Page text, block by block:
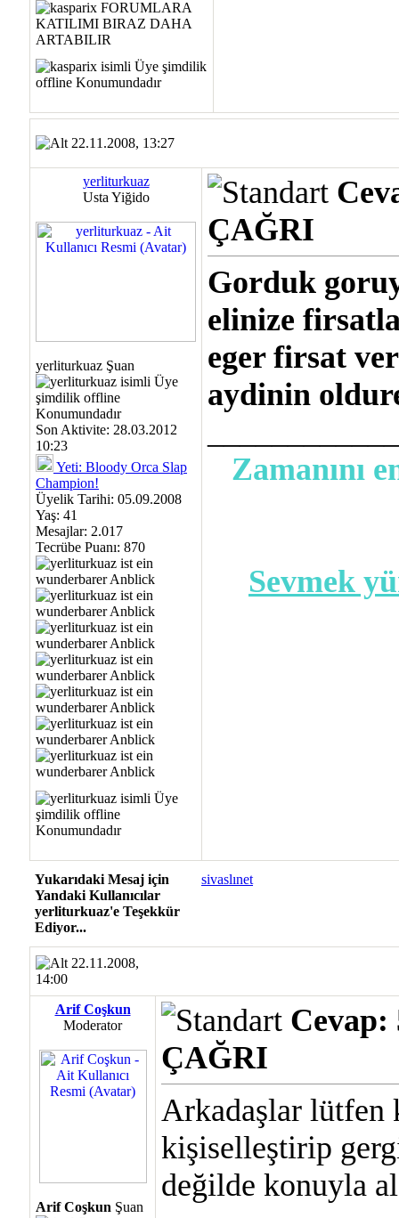
22.11.2008, 13:27
yerliturkuaz
Usta Yiğido
yerliturkuaz Şuan
Son Aktivite: 28.03.2012
10:23
Yeti: Bloody Orca Slap
Champion!
Üyelik Tarihi: 05.09.2008
Yaş: 41
Mesajlar: 2.017
Tecrübe Puanı: 870
ÇAĞRI
Gorduk
elinize
eger firsat
aydinin
Zamanını
Sevmek
Yukarıdaki Mesaj için
Yandaki Kullanıcılar
yerliturkuaz'e Teşekkür
Ediyor...
sivaslınet
22.11.2008,
14:00
Arif Coşkun
Moderator
Arif Coşkun Şuan
ÇAĞRI
Arkadaşlar lütfen
kişiselleştirip
değilde konuyla